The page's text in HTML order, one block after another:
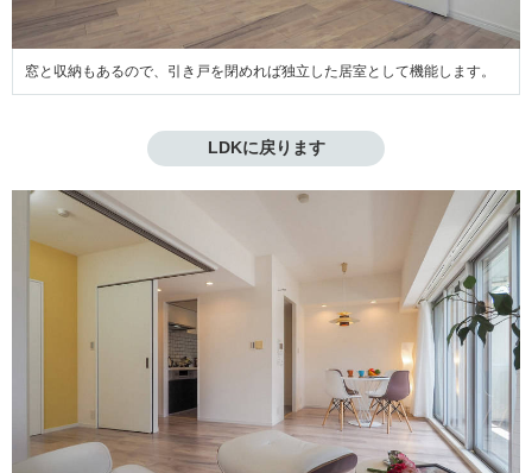
窓と収納もあるので、引き戸を閉めれば独立した居室として機能します。
LDKに戻ります